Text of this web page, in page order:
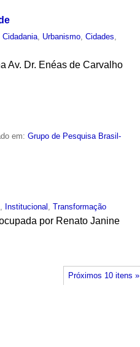
Cidadania Urbanismo ,Cidades
Av. Dr. Enéas de Carvalho
em:Grupo de Pesquisa Brasil-
, Institucional ,Transformação
por Renato Janine
Próximos 10 itens »